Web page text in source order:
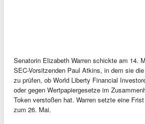
Senatorin Elizabeth Warren schickte am 14.
SEC-Vorsitzenden Paul Atkins, in dem sie
zu prüfen, ob World Liberty Financial
oder gegen Wertpapiergesetze im
Token verstoßen hat. Warren setzte eine
zum 26. Mai.